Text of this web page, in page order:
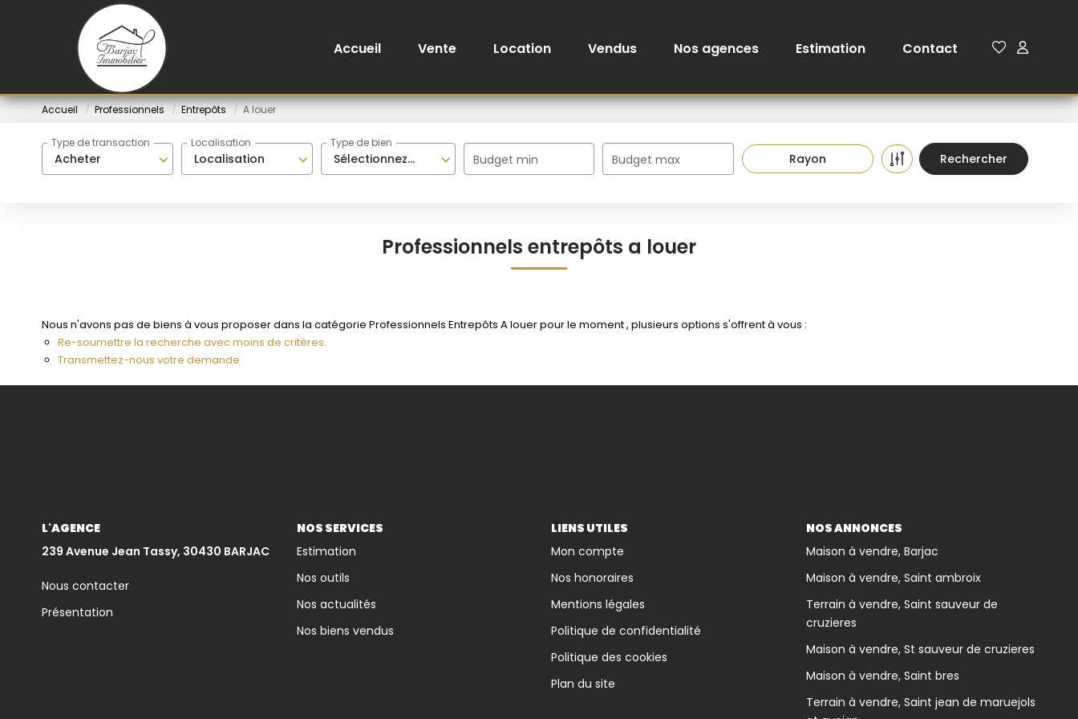
Accueil Vente Location Vendus Nos agences Estimation Contact
Accueil Professionnels Entrepôts A louer
Acheter
Type de transaction
Localisation
Localisation
Sélectionnez...
Type de bien
Budget min Budget max Rayon
Professionnels entrepôts a louer
Nous n'avons pas de biens à vous proposer dans la catégorie Professionnels Entrepôts A louer pour le moment , plusieurs options s'offrent à vous :
Re-soumettre la recherche avec moins de critères.
Transmettez-nous votre demande
L'AGENCE
239 Avenue Jean Tassy, 30430 BARJAC
Nous contacter
Présentation
NOS SERVICES
Estimation
Nos outils
Nos actualités
Nos biens vendus
LIENS UTILES
Mon compte
Nos honoraires
Mentions légales
Politique de confidentialité
Politique des cookies
Plan du site
NOS ANNONCES
Maison à vendre, Barjac
Maison à vendre, Saint ambroix
Terrain à vendre, Saint sauveur de
cruzieres
Maison à vendre, St sauveur de cruzieres
Maison à vendre, Saint bres
Terrain à vendre, Saint jean de maruejols